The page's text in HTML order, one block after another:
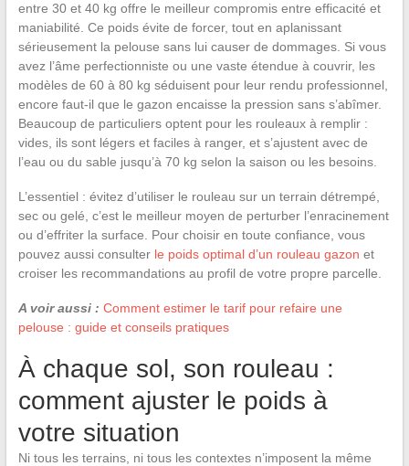
entre 30 et 40 kg offre le meilleur compromis entre efficacité et
maniabilité. Ce poids évite de forcer, tout en aplanissant
sérieusement la pelouse sans lui causer de dommages. Si vous
avez l’âme perfectionniste ou une vaste étendue à couvrir, les
modèles de 60 à 80 kg séduisent pour leur rendu professionnel,
encore faut-il que le gazon encaisse la pression sans s’abîmer.
Beaucoup de particuliers optent pour les rouleaux à remplir :
vides, ils sont légers et faciles à ranger, et s’ajustent avec de
l’eau ou du sable jusqu’à 70 kg selon la saison ou les besoins.
L’essentiel : évitez d’utiliser le rouleau sur un terrain détrempé,
sec ou gelé, c’est le meilleur moyen de perturber l’enracinement
ou d’effriter la surface. Pour choisir en toute confiance, vous
pouvez aussi consulter le poids optimal d’un rouleau gazon et
croiser les recommandations au profil de votre propre parcelle.
A voir aussi : Comment estimer le tarif pour refaire une
pelouse : guide et conseils pratiques
À chaque sol, son rouleau :
comment ajuster le poids à
votre situation
Ni tous les terrains, ni tous les contextes n’imposent la même